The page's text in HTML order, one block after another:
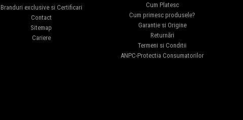
Branduri exclusive si Certificari
Contact
Sitemap
Cariere
Cum Platesc
Cum primesc produsele?
Garantie si Origine
Returnări
Termeni si Conditii
ANPC-Protectia Consumatorilor